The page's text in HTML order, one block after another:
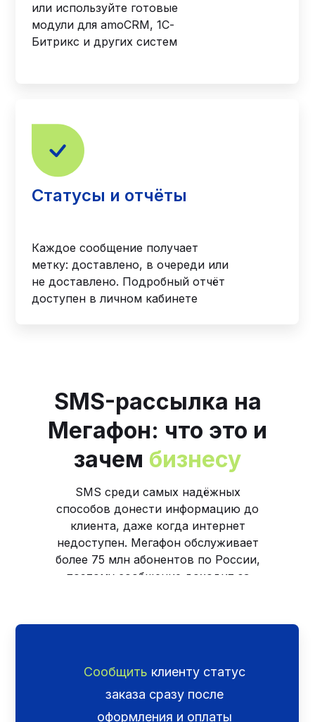
или используйте готовые
модули для amoCRM, 1С-
Битрикс и других систем
Статусы и отчёты
Каждое сообщение получает
метку: доставлено, в очереди или
не доставлено. Подробный отчёт
доступен в личном кабинете
SMS-рассылка на
Мегафон: что это и
зачем бизнесу
SMS среди самых надёжных
способов донести информацию до
клиента, даже когда интернет
недоступен. Мегафон обслуживает
более 75 млн абонентов по России,
поэтому сообщение доходит за
С помощью рассылки бизнес может:
Сообщить клиенту статус
заказа сразу после
оформления и оплаты